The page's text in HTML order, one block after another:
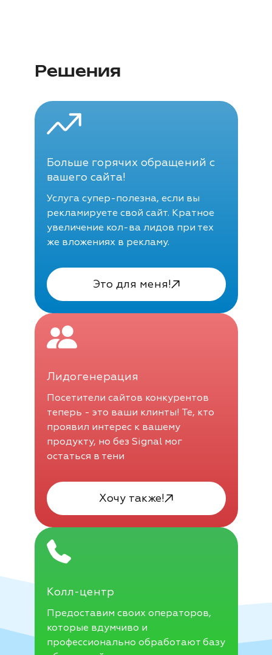
Решения
Больше горячих обращений с
вашего сайта!
Услуга супер-полезна, если вы
рекламируете свой сайт. Кратное
увеличение кол-ва лидов при тех
же вложениях в рекламу.
Это для меня!
Лидогенерация
Посетители сайтов конкурентов
теперь - это ваши клинты! Те, кто
проявил интерес к вашему
продукту, но без Signal мог
остаться в тени
Хочу также!
Колл-центр
Предоставим своих операторов,
которые вдумчиво и
профессионально обработают базу